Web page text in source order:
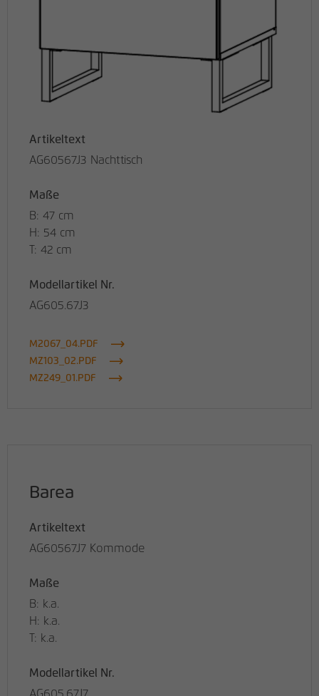
Artikeltext
AG60567J3 Nachttisch
Maße
B: 47 cm
H: 54 cm
T: 42 cm
Modellartikel Nr.
AG605.67J3
M2067_04.PDF
MZ103_02.PDF
MZ249_01.PDF
Barea
Artikeltext
AG60567J7 Kommode
Maße
B: k.a.
H: k.a.
T: k.a.
Modellartikel Nr.